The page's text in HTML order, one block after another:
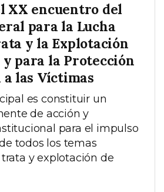
XX encuentro del
para la Lucha
y la Explotación
y para la Protección
las Víctimas
es constituir un
de acción y
para el impulso
todos los temas
y explotación de